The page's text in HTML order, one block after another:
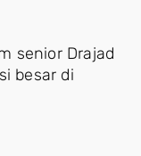
senior Drajad
besar di